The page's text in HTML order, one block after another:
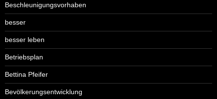
Beschleunigungsvorhaben
besser
besser leben
Betriebsplan
Bettina Pfeifer
Bevölkerungsentwicklung